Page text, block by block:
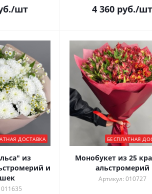
/шт 4 360 руб./шт
ДОСТАВКА
из
и
БЕСПЛАТНАЯ
Монобукет из 25
альстромерий
Артикул: 010727